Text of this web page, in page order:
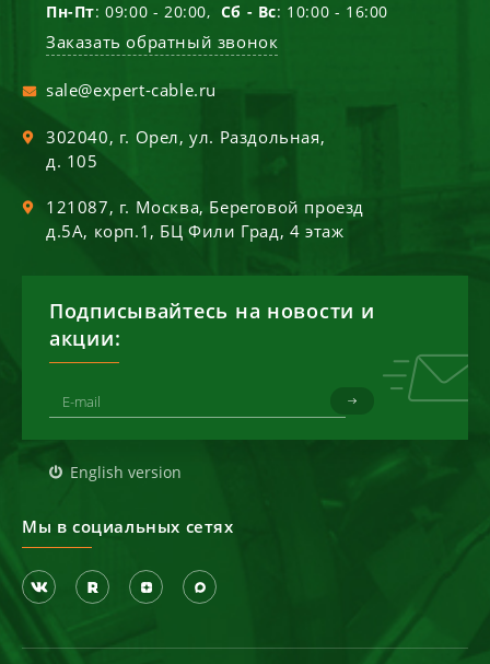
Пн-Пт: 09:00 - 20:00, Сб - Вс: 10:00 - 16:00
Заказать обратный звонок
sale@expert-cable.ru
302040, г. Орел,ул. Раздольная,
д. 105
121087, г. Москва, Береговой проезд
д.5А, корп.1, БЦ Фили Град, 4 этаж
Подписывайтесь на новости и
акции:
English version
Мы в социальных сетях